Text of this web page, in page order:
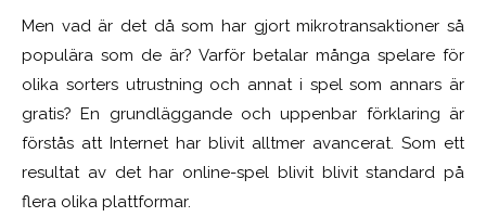
Men vad är det då som har gjort mikrotransaktioner så
populära som de är? Varför betalar många spelare för
olika sorters utrustning och annat i spel som annars är
gratis? En grundläggande och uppenbar förklaring är
förstås att Internet har blivit alltmer avancerat. Som ett
resultat av det har online-spel blivit blivit standard på
flera olika plattformar.